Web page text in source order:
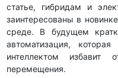
статье, гибридам и
заинтересованы в
среде. В будущем
автоматизация,
интеллектом избавит
перемещения.